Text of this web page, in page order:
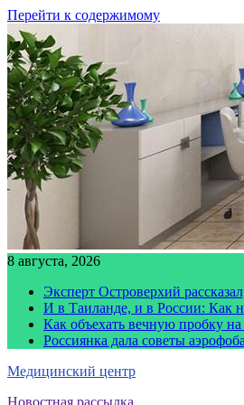
Перейти к содержимому
8 августа, 2026
Эксперт Островерхий
И в Таиланде, и в России: Как
Как объехать вечную пробку
Россиянка дала советы
Медицинский центр
Новостная рассылка